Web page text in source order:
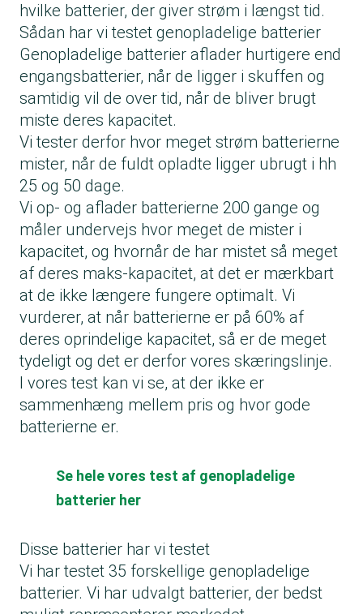
hvilke batterier, der giver strøm i længst tid.
Sådan har vi testet genopladelige batterier
Genopladelige batterier aflader hurtigere end
engangsbatterier, når de ligger i skuffen og
samtidig vil de over tid, når de bliver brugt
miste deres kapacitet.
Vi tester derfor hvor meget strøm batterierne
mister, når de fuldt opladte ligger ubrugt i hh
25 og 50 dage.
Vi op- og aflader batterierne 200 gange og
måler undervejs hvor meget de mister i
kapacitet, og hvornår de har mistet så meget
af deres maks-kapacitet, at det er mærkbart
at de ikke længere fungere optimalt. Vi
vurderer, at når batterierne er på 60% af
deres oprindelige kapacitet, så er de meget
tydeligt og det er derfor vores skæringslinje.
I vores test kan vi se, at der ikke er
sammenhæng mellem pris og hvor gode
batterierne er.
Se hele vores test af genopladelige
batterier her
Disse batterier har vi testet
Vi har testet 35 forskellige genopladelige
batterier. Vi har udvalgt batterier, der bedst